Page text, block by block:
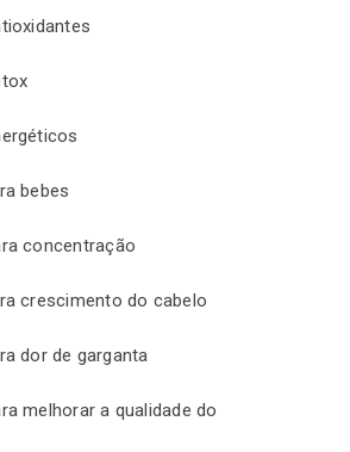
bebes
concentração
crescimento do cabelo
dor de garganta
melhorar a qualidade do